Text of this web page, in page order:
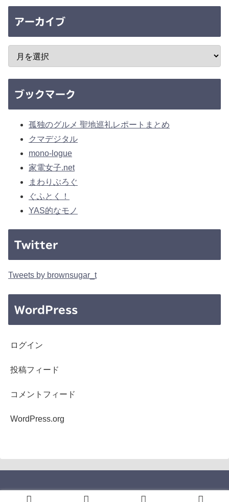
アーカイブ
ブックマーク
孤独のグルメ 聖地巡礼レポートまとめ
クマデジタル
mono-logue
家電女子.net
まわりぶろぐ
ぐふとく！
YAS的なモノ
Twitter
Tweets by brownsugar_t
WordPress
ログイン
投稿フィード
コメントフィード
WordPress.org